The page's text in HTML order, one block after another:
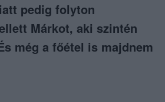
pedig folyton
Márkot, aki szintén
még a főétel is majdnem